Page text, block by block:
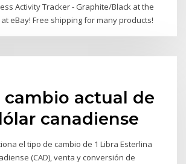
Activity Tracker - Graphite/Black at the
eBay! Free shipping for many products!
cambio actual de
canadiense
el tipo de cambio de 1 Libra Esterlina
(CAD), venta y conversión de